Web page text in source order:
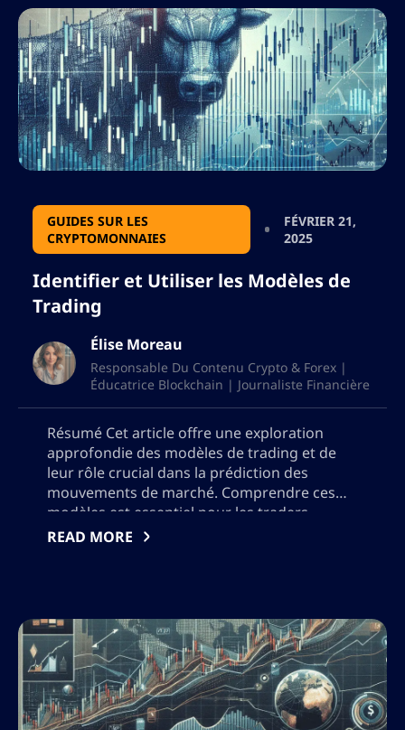
GUIDES SUR LES
CRYPTOMONNAIES
FÉVRIER 21,
2025
Identifier et Utiliser les Modèles de
Trading
Élise Moreau
Responsable Du Contenu Crypto & Forex |
Éducatrice Blockchain | Journaliste Financière
Résumé Cet article offre une exploration
approfondie des modèles de trading et de
leur rôle crucial dans la prédiction des
mouvements de marché. Comprendre ces
modèles est essentiel pour les traders
cherchant à anticiper avec précision les
READ MORE